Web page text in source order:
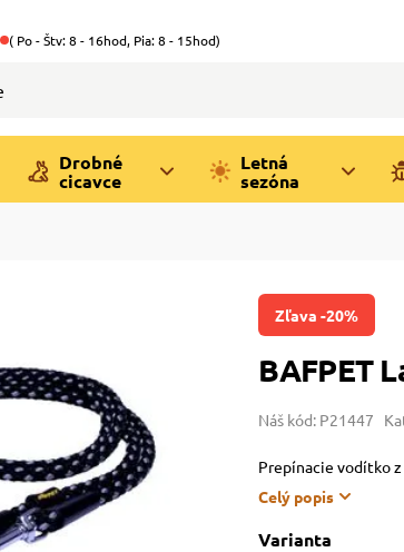
( Po - Štv: 8 - 16hod, Pia: 8 - 15hod)
Drobné
cicavce
Letná
sezóna
Zľava -20%
BAFPET
Náš kód: P21447
Prepínacie vodítko
Celý popis
Varianta